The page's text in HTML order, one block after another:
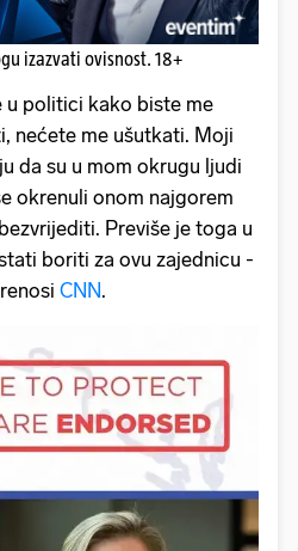
izazvati ovisnost. 18+
u politici kako biste me
nećete me ušutkati. Moji
da su u mom okrugu ljudi
okrenuli onom najgorem
Previše je toga u
boriti za ovu zajednicu -
CNN.